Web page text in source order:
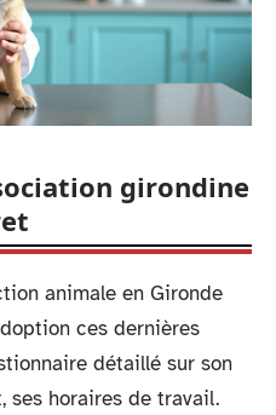
girondine
animale en Gironde
ces dernières
détaillé sur son
ses horaires de travail.